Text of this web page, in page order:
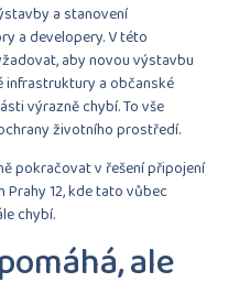
a stanovení
a developery. V této
aby novou výstavbu
a občanské
výrazně chybí. To vše
životního prostředí.
pokračovat v řešení připojení
12, kde tato vůbec
chybí.
ale